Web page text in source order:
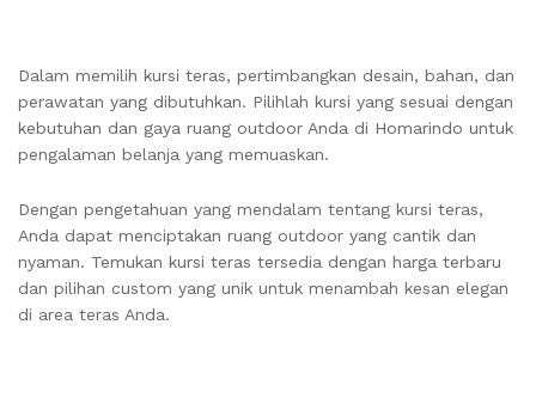
Dalam memilih kursi teras, pertimbangkan desain, bahan, dan
perawatan yang dibutuhkan. Pilihlah kursi yang sesuai dengan
kebutuhan dan gaya ruang outdoor Anda di Homarindo untuk
pengalaman belanja yang memuaskan.
Dengan pengetahuan yang mendalam tentang kursi teras,
Anda dapat menciptakan ruang outdoor yang cantik dan
nyaman. Temukan kursi teras tersedia dengan harga terbaru
dan pilihan custom yang unik untuk menambah kesan elegan
di area teras Anda.